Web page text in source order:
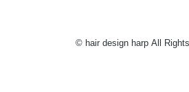
© hair design harp All